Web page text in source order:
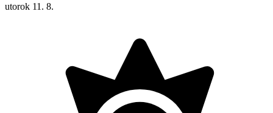
utorok 11. 8.